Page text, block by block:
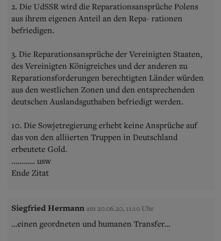
2. Die UdSSR wird die Reparationsansprüche Polens
aus ihrem eigenen Anteil an den Repa- rationen
befriedigen.
3. Die Reparationsansprüche der Vereinigten Staaten,
des Vereinigten Königreiches und der anderen zu
Reparationsforderungen berechtigten Länder würden
aus den westlichen Zonen und den entsprechenden
deutschen Auslandsguthaben befriedigt werden.
10. Die Sowjetregierung erhebt keine Ansprüche auf
das von den alliierten Truppen in Deutschland
erbeutete Gold.
............ usw
Ende Zitat
Siegfried Hermann am 20.06.20, 11:10 Uhr
...einen geordneten und humanen Transfer...